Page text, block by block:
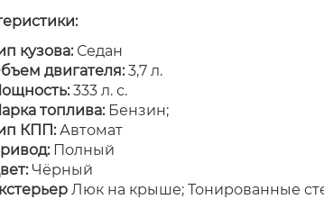
кузова:Седан
двигателя:3,7 л.
333 л. с.
топлива:Бензин;
КПП:Автомат
Полный
Чёрный
Люк на крыше; Тонированные